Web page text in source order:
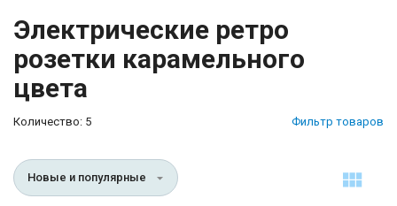
Электрические ретро
розетки карамельного
цвета
Количество: 5 Фильтр товаров
Новые и популярные